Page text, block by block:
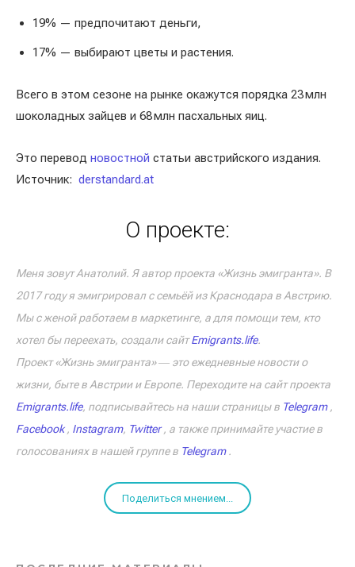
19% — предпочитают деньги,
17% — выбирают цветы и растения.
Всего в этом сезоне на рынке окажутся порядка 23 млн
шоколадных зайцев и 68 млн пасхальных яиц.
Это перевод новостной статьи австрийского издания.
Источник: derstandard.at
О проекте:
Меня зовут Анатолий. Я автор проекта «Жизнь эмигранта». В
2017 году я эмигрировал с семьёй из Краснодара в Австрию.
Мы с женой работаем в маркетинге, а для помощи тем, кто
хотел бы переехать, создали сайтEmigrants.life.
Проект «Жизнь эмигранта» ― это ежедневные новости о
жизни, быте в Австрии и Европе. Переходите на сайт проекта
Emigrants.life, подписывайтесь на наши страницы в Telegram,
Facebook, Instagram, Twitter, а также принимайте участие в
голосованиях в нашей группе в Telegram.
Поделиться мнением...